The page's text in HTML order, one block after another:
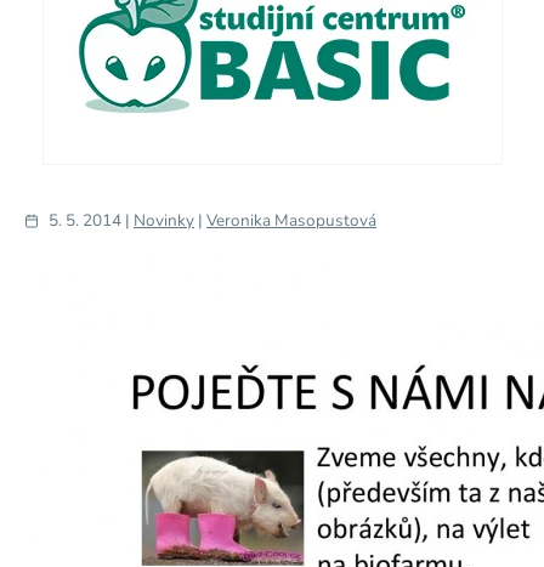
5. 5. 2014 | Novinky | Veronika Masopustová